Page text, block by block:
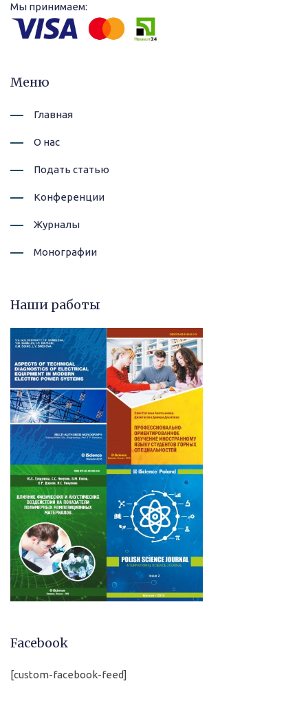
Мы принимаем:
Меню
Главная
О нас
Подать статью
Конференции
Журналы
Монографии
Наши работы
Facebook
[custom-facebook-feed]